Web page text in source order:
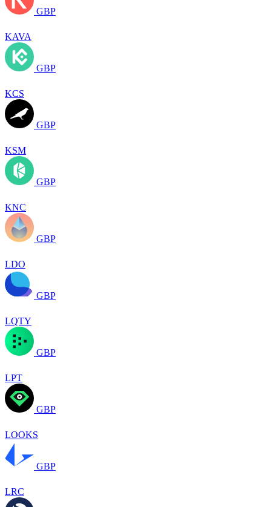
GBP
KAVA
GBP
KCS
GBP
KSM
GBP
KNC
GBP
LDO
GBP
LQTY
GBP
LPT
GBP
LOOKS
GBP
LRC